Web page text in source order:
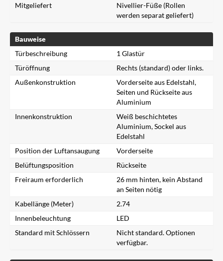
Mitgeliefert
Nivellier-Füße (Rollen
werden separat geliefert)
Bauweise
Türbeschreibung
1 Glastür
Türöffnung
Rechts (standard) oder links.
Außenkonstruktion
Vorderseite aus Edelstahl,
Seiten und Rückseite aus
Aluminium
Innenkonstruktion
Weiß beschichtetes
Aluminium, Sockel aus
Edelstahl
Position der Luftansaugung
Vorderseite
Belüftungsposition
Rückseite
Freiraum erforderlich
26 mm hinten, kein Abstand
an Seiten nötig
Kabellänge (Meter)
2.74
Innenbeleuchtung
LED
Standard mit Schlössern
Nicht standard. Optionen
verfügbar.